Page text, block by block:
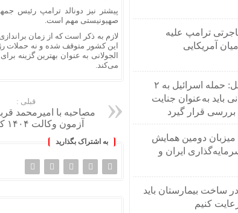
ترامپ علیه
آمریکایی
عفو بین‌الملل: حمله اسرائیل به ۲
باید به‌عنوان جنایت
قرار گیرد
میزبان دومین همایش
ایران و
ساخت بیمارستان باید
کنیم
پیشتر نیز دونالد ترامپ رئیس
صهیونیستی مهم است.
لازم به ذکر است که از زمان
این کشور متوقف شده و نه حملات
الجولانی به عنوان بهترین گزینه
می‌کند.
قبلی :
آزمون وکالت ۱۴۰۴ کل کشور
به اشتراک بگذارید